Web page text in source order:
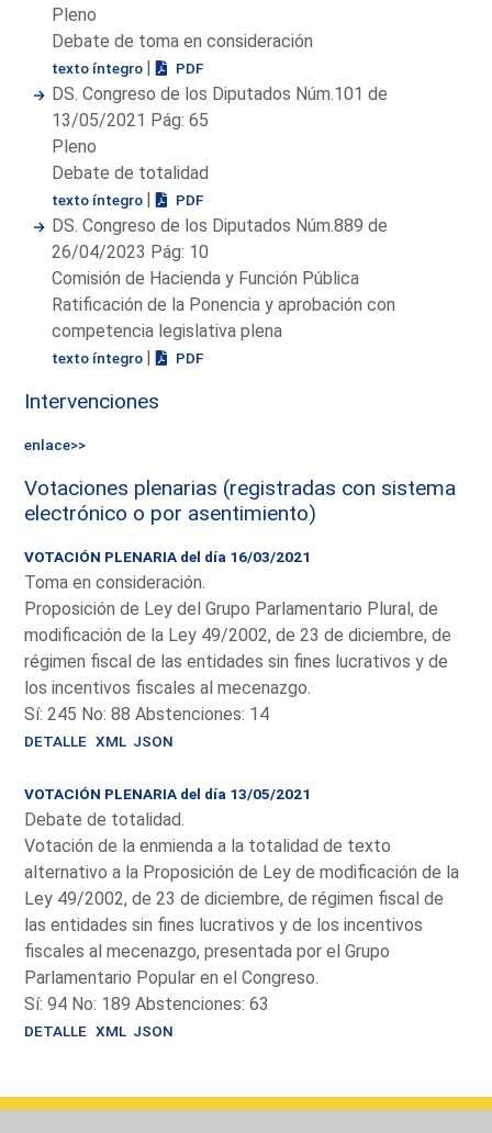
Pleno
Debate de toma en consideración
texto íntegro | PDF
DS. Congreso de los Diputados Núm.101 de
13/05/2021 Pág: 65
Pleno
Debate de totalidad
texto íntegro | PDF
DS. Congreso de los Diputados Núm.889 de
26/04/2023 Pág: 10
Comisión de Hacienda y Función Pública
Ratificación de la Ponencia y aprobación con
competencia legislativa plena
texto íntegro | PDF
Intervenciones
enlace>>
Votaciones plenarias (registradas con sistema
electrónico o por asentimiento)
VOTACIÓN PLENARIA del día 16/03/2021
Toma en consideración.
Proposición de Ley del Grupo Parlamentario Plural, de
modificación de la Ley 49/2002, de 23 de diciembre, de
régimen fiscal de las entidades sin fines lucrativos y de
los incentivos fiscales al mecenazgo.
Sí: 245 No: 88 Abstenciones: 14
DETALLE XML JSON
VOTACIÓN PLENARIA del día 13/05/2021
Debate de totalidad.
Votación de la enmienda a la totalidad de texto
alternativo a la Proposición de Ley de modificación de la
Ley 49/2002, de 23 de diciembre, de régimen fiscal de
las entidades sin fines lucrativos y de los incentivos
fiscales al mecenazgo, presentada por el Grupo
Parlamentario Popular en el Congreso.
Sí: 94 No: 189 Abstenciones: 63
DETALLE XML JSON